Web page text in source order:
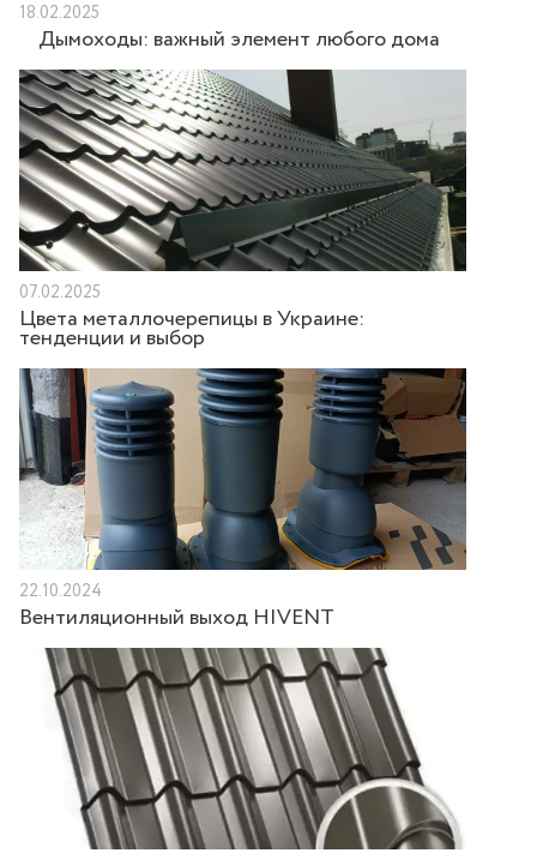
18.02.2025
Дымоходы: важный элемент любого дома
07.02.2025
Цвета металлочерепицы в Украине:
тенденции и выбор
22.10.2024
Вентиляционный выход HIVENT